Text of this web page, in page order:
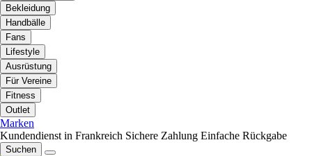
Bekleidung
Handbälle
Fans
Lifestyle
Ausrüstung
Für Vereine
Fitness
Outlet
Marken
Kundendienst in Frankreich Sichere Zahlung Einfache Rückgabe
Suchen